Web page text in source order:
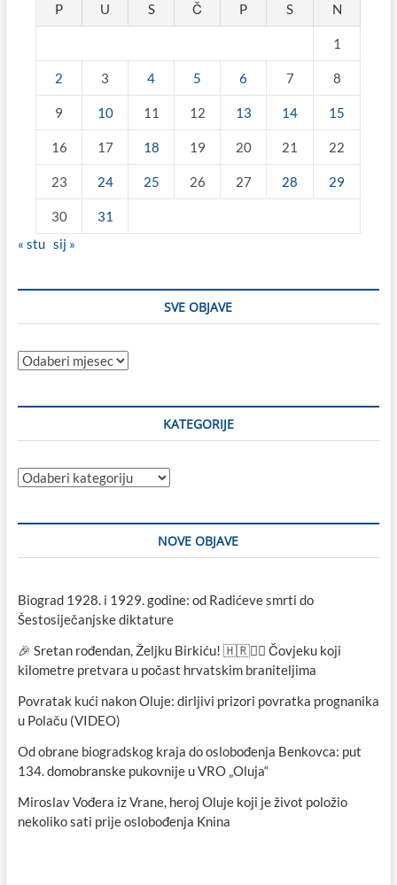
P U S Č P S N
1
2 3 4 5 6 7 8
9 10 11 12 13 14 15
16 17 18 19 20 21 22
23 24 25 26 27 28 29
30
31
« stu sij »
SVE OBJAVE
Sve
KATEGORIJE
Kategorije
NOVE OBJAVE
Biograd 1928. i 1929. godine: od Radićeve smrti do
Šestosiječanjske diktature
🎉 Sretan rođendan, Željku Birkiću! 🇭🇷🏃‍♂️ Čovjeku koji
kilometre pretvara u počast hrvatskim braniteljima
Povratak kući nakon Oluje: dirljivi prizori povratka prognanika
u Polaču (VIDEO)
Od obrane biogradskog kraja do oslobođenja Benkovca: put
134. domobranske pukovnije u VRO „Oluja“
Miroslav Vođera iz Vrane, heroj Oluje koji je život položio
nekoliko sati prije oslobođenja Knina